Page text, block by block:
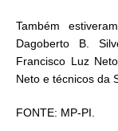
Também
Dagoberto B.
Francisco Luz
Neto e técnicos da
FONTE: MP-PI.